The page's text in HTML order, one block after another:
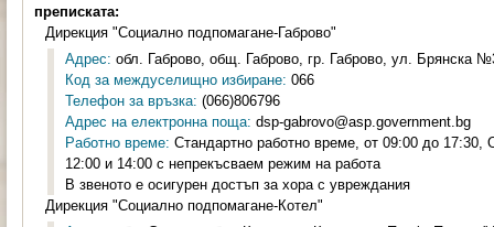
преписката:
Дирекция "Социално подпомагане-Габрово"
Адрес: обл. Габрово, общ. Габрово, гр. Габрово, ул. Брянска
Код за междуселищно избиране: 066
Телефон за връзка: (066)806796
Адрес на електронна поща: dsp-gabrovo@asp.government.bg
Работно време: Стандартно работно време, от 09:00 до
12:00 и 14:00 с непрекъсваем режим на работа
В звеното е осигурен достъп за хора с увреждания
Дирекция "Социално подпомагане-Котел"